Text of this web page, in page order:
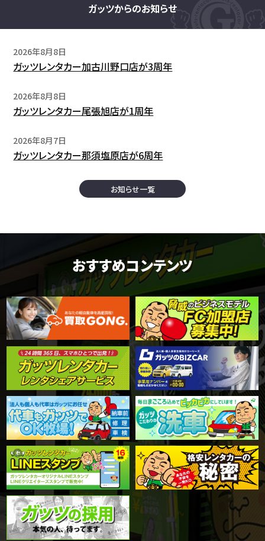
ガッツからのお知らせ
2026年8月8日
ガッツレンタカー加古川野口店が3周年
2026年8月8日
ガッツレンタカー尾張旭店が1周年
2026年8月7日
ガッツレンタカー那須塩原店が6周年
お知らせ一覧
おすすめコンテンツ